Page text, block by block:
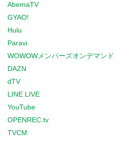
AbemaTV
GYAO!
Hulu
Paravi
WOWOWメンバーズオンデマンド
DAZN
dTV
LINE LIVE
YouTube
OPENREC.tv
TVCM